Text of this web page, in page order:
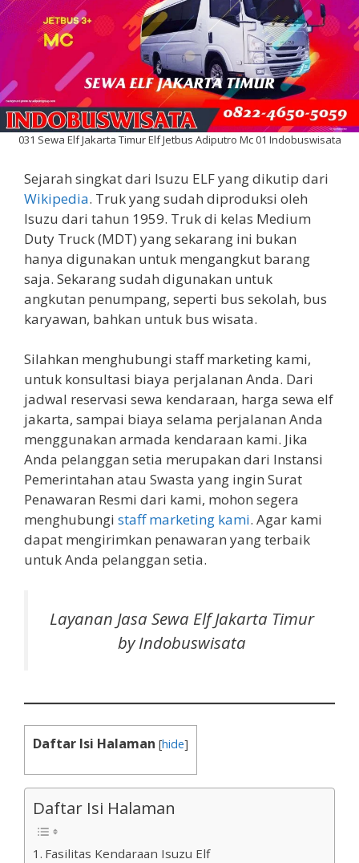
031 Sewa Elf Jakarta Timur Elf Jetbus Adiputro Mc 01 Indobuswisata
Sejarah singkat dari Isuzu ELF yang dikutip dari
Wikipedia. Truk yang sudah diproduksi oleh
Isuzu dari tahun 1959. Truk di kelas Medium
Duty Truck (MDT) yang sekarang ini bukan
hanya digunakan untuk mengangkut barang
saja. Sekarang sudah digunakan untuk
angkutan penumpang, seperti bus sekolah, bus
karyawan, bahkan untuk bus wisata.
Silahkan menghubungi staff marketing kami,
untuk konsultasi biaya perjalanan Anda. Dari
jadwal reservasi sewa kendaraan, harga sewa elf
jakarta, sampai biaya selama perjalanan Anda
menggunakan armada kendaraan kami. Jika
Anda pelanggan setia merupakan dari Instansi
Pemerintahan atau Swasta yang ingin Surat
Penawaran Resmi dari kami, mohon segera
menghubungi staff marketing kami. Agar kami
dapat mengirimkan penawaran yang terbaik
untuk Anda pelanggan setia.
Layanan Jasa Sewa Elf Jakarta Timur
by Indobuswisata
Daftar Isi Halaman [hide]
Daftar Isi Halaman
Fasilitas Kendaraan Isuzu Elf